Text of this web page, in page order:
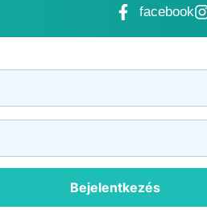
facebook
Bejelentkezés